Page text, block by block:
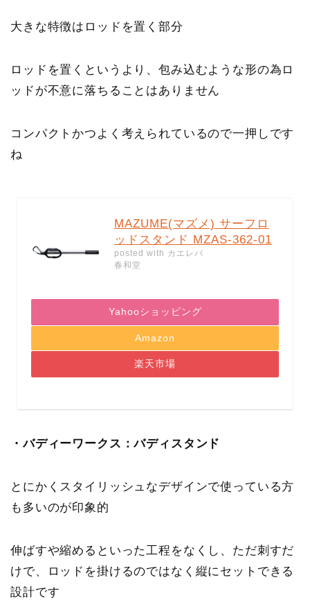
大きな特徴はロッドを置く部分
ロッドを置くというより、包み込むような形の為ロ
ッドが不意に落ちることはありません
コンパクトかつよく考えられているので一押しです
ね
MAZUME(マズメ) サーフロ
ッドスタンド MZAS-362-01
posted with カエレバ
春和堂
Yahooショッピング
Amazon
楽天市場
・バディーワークス：バディスタンド
とにかくスタイリッシュなデザインで使っている方
も多いのが印象的
伸ばすや縮めるといった工程をなくし、ただ刺すだ
けで、ロッドを掛けるのではなく縦にセットできる
設計です